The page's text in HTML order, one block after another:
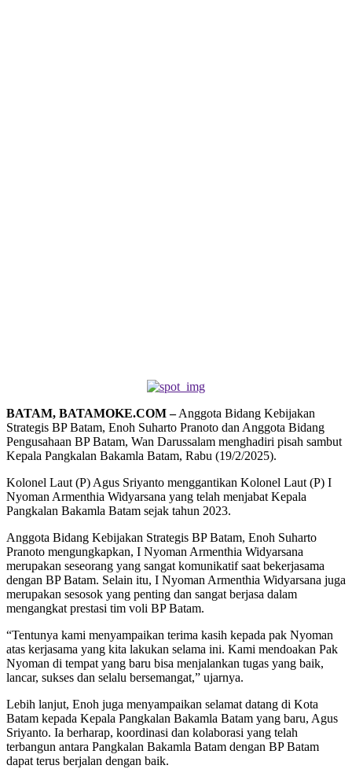
BATAM, BATAMOKE.COM –Anggota Bidang Kebijakan
Strategis BP Batam, Enoh Suharto Pranoto dan Anggota Bidang
Pengusahaan BP Batam, Wan Darussalam menghadiri pisah sambut
Kepala Pangkalan Bakamla Batam, Rabu (19/2/2025).
Kolonel Laut (P) Agus Sriyanto menggantikan Kolonel Laut (P) I
Nyoman Armenthia Widyarsana yang telah menjabat Kepala
Pangkalan Bakamla Batam sejak tahun 2023.
Anggota Bidang Kebijakan Strategis BP Batam, Enoh Suharto
Pranoto mengungkapkan, I Nyoman Armenthia Widyarsana
merupakan seseorang yang sangat komunikatif saat bekerjasama
dengan BP Batam. Selain itu, I Nyoman Armenthia Widyarsana juga
merupakan sesosok yang penting dan sangat berjasa dalam
mengangkat prestasi tim voli BP Batam.
“Tentunya kami menyampaikan terima kasih kepada pak Nyoman
atas kerjasama yang kita lakukan selama ini. Kami mendoakan Pak
Nyoman di tempat yang baru bisa menjalankan tugas yang baik,
lancar, sukses dan selalu bersemangat,” ujarnya.
Lebih lanjut, Enoh juga menyampaikan selamat datang di Kota
Batam kepada Kepala Pangkalan Bakamla Batam yang baru, Agus
Sriyanto. Ia berharap, koordinasi dan kolaborasi yang telah
terbangun antara Pangkalan Bakamla Batam dengan BP Batam
dapat terus berjalan dengan baik.